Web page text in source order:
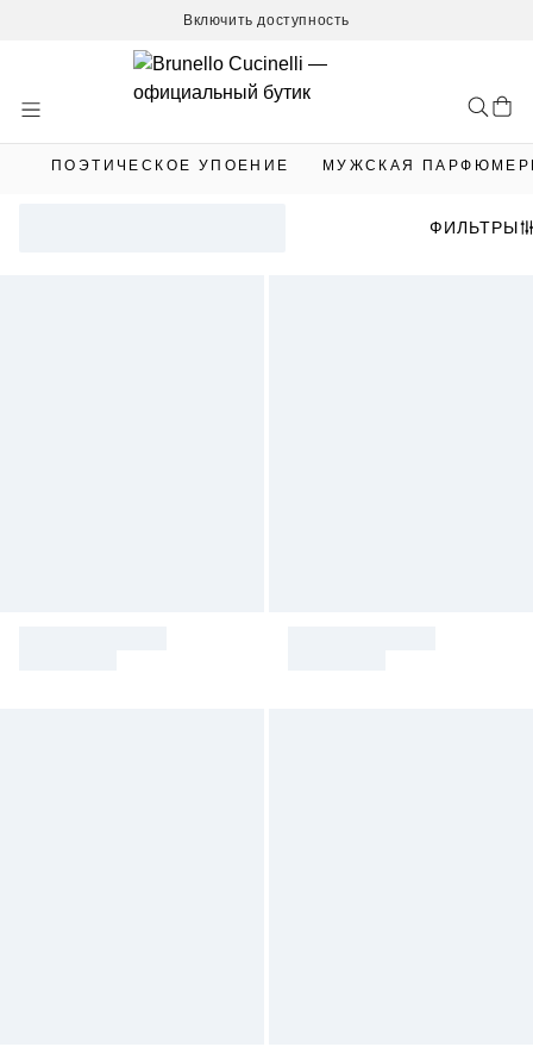
Включить доступность
Content
ПОЭТИЧЕСКОЕ УПОЕНИЕ МУЖСКАЯ
ФИЛЬТРЫ